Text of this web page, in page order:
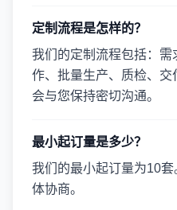
定制流程是怎样的？
我们的定制流程包括：需
作、批量生产、质检、
会与您保持密切沟通。
最小起订量是多少？
我们的最小起订量为10
体协商。